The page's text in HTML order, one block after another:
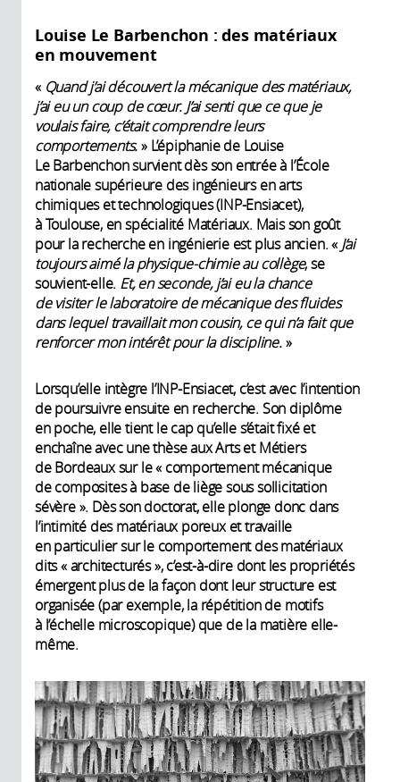
Louise Le Barbenchon : des matériaux
en mouvement
«Quand j’ai découvert la mécanique des matériaux,
j’ai eu un coup de cœur. J’ai senti que ce que je
voulais faire, c’était comprendre leurs
comportements.» L’épiphanie de Louise
Le Barbenchon survient dès son entrée à l’École
nationale supérieure des ingénieurs en arts
chimiques et technologiques (INP-Ensiacet),
à Toulouse, en spécialité Matériaux. Mais son goût
pour la recherche en ingénierie est plus ancien. « J’ai
toujours aimé la physique-chimie au collège, se
souvient-elle. Et, en seconde, j’ai eu la chance
de visiter le laboratoire de mécanique des fluides
dans lequel travaillait mon cousin, ce qui n’a fait que
renforcer mon intérêt pour la discipline.»
Lorsqu’elle intègre l’INP-Ensiacet, c’est avec l’intention
de poursuivre ensuite en recherche. Son diplôme
en poche, elle tient le cap qu’elle s’était fixé et
enchaîne avec une thèse aux Arts et Métiers
de Bordeaux sur le « comportement mécanique
de composites à base de liège sous sollicitation
sévère ». Dès son doctorat, elle plonge donc dans
l’intimité des matériaux poreux et travaille
en particulier sur le comportement des matériaux
dits « architecturés », c’est-à-dire dont les propriétés
émergent plus de la façon dont leur structure est
organisée (par exemple, la répétition de motifs
à l’échelle microscopique) que de la matière elle-
même.